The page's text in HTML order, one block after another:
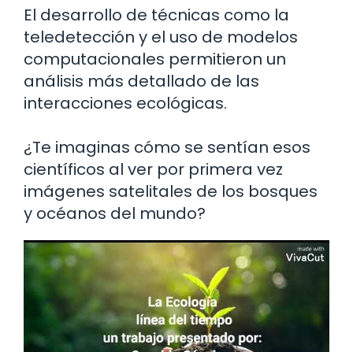
El desarrollo de técnicas como la
teledetección y el uso de modelos
computacionales permitieron un
análisis más detallado de las
interacciones ecológicas.
¿Te imaginas cómo se sentían esos
científicos al ver por primera vez
imágenes satelitales de los bosques
y océanos del mundo?